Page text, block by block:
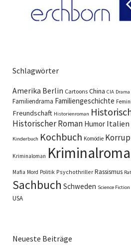
Schlagwörter
Amerika Berlin Cartoons China CIA Drama
Familiendrama Familiengeschichte
Freundschaft Historienroman
Historischer Roman Humor Italien
Kinderbuch Kochbuch Komödie
Kriminaloman
Mafia Mord Politik Psychothriller Rassismus
Sachbuch Schweden Science Fiction
USA
Neueste Beiträge